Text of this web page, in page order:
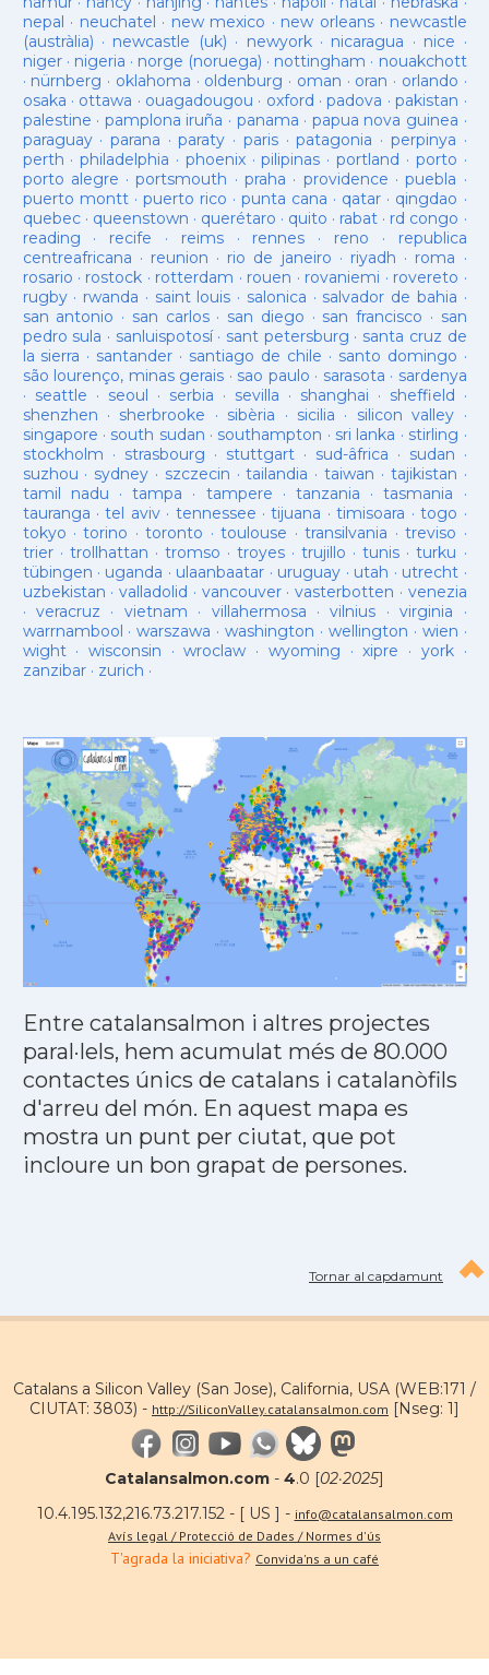
nepal · neuchatel · new mexico · new orleans· newcastle
(austràlia) · newcastle (uk) · newyork· nicaragua · nice ·
niger· nigeria · norge (noruega) · nottingham · nouakchott
· nürnberg · oklahoma · oldenburg · oman · oran · orlando ·
osaka · ottawa · ouagadougou · oxford ·padova ·pakistan ·
palestine · pamplona iruña · panama · papua nova guinea ·
paraguay· parana ·paraty · paris·patagonia · perpinya ·
perth ·philadelphia · phoenix·pilipinas ·portland · porto ·
porto alegre ·portsmouth ·praha · providence ·puebla ·
puerto montt· puerto rico ·punta cana · qatar · qingdao ·
quebec· queenstown · querétaro · quito · rabat · rd congo ·
reading · recife · reims· rennes · reno · republica
centreafricana · reunion · rio de janeiro · riyadh · roma ·
rosario · rostock · rotterdam · rouen · rovaniemi · rovereto ·
rugby· rwanda · saint louis · salonica · salvador de bahia ·
san antonio · san carlos· san diego · san francisco · san
pedro sula · sanluispotosí· sant petersburg · santa cruz de
la sierra · santander · santiago de chile · santo domingo ·
são lourenço, minas gerais · sao paulo · sarasota · sardenya
· seattle · seoul · serbia · sevilla · shanghai · sheffield ·
shenzhen · sherbrooke · sibèria · sicilia · silicon valley ·
singapore · south sudan · southampton · sri lanka · stirling ·
stockholm · strasbourg · stuttgart· sud-âfrica · sudan ·
suzhou · sydney · szczecin ·tailandia ·taiwan · tajikistan ·
tamil nadu ·tampa · tampere · tanzania ·tasmania ·
tauranga ·tel aviv· tennessee ·tijuana ·timisoara ·togo ·
tokyo ·torino ·toronto ·toulouse ·transilvania ·treviso ·
trier· trollhattan · tromso · troyes·trujillo ·tunis ·turku ·
tübingen · uganda · ulaanbaatar · uruguay · utah · utrecht ·
uzbekistan · valladolid · vancouver· vasterbotten · venezia
· veracruz · vietnam · villahermosa ·vilnius ·virginia ·
warrnambool ·warszawa ·washington · wellington · wien ·
wight· wisconsin ·wroclaw · wyoming ·xipre · york·
zanzibar· zurich ·
Entre catalansalmon i altres projectes
paral·lels, hem acumulat més de 80.000
contactes únics de catalans i catalanòfils
d'arreu del món. En aquest mapa es
mostra un punt per ciutat, que pot
incloure un bon grapat de persones.
Tornar al capdamunt
Catalans a Silicon Valley (San Jose), California, USA (WEB:171 /
CIUTAT: 3803) - http://SiliconValley.catalansalmon.com [Nseg: 1]
Catalansalmon.com - 4.0 [02·2025]
10.4.195.132,216.73.217.152 - [ US ] - info@catalansalmon.com
Avís legal / Protecció de Dades / Normes d'ús
T'agrada la iniciativa? Convida'ns a un café